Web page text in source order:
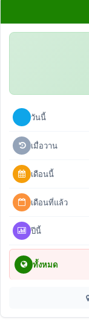
วันนี้
เมื่อวาน
เดือนนี้
เดือนที่แล้ว
ปีนี้
ทั้งหมด